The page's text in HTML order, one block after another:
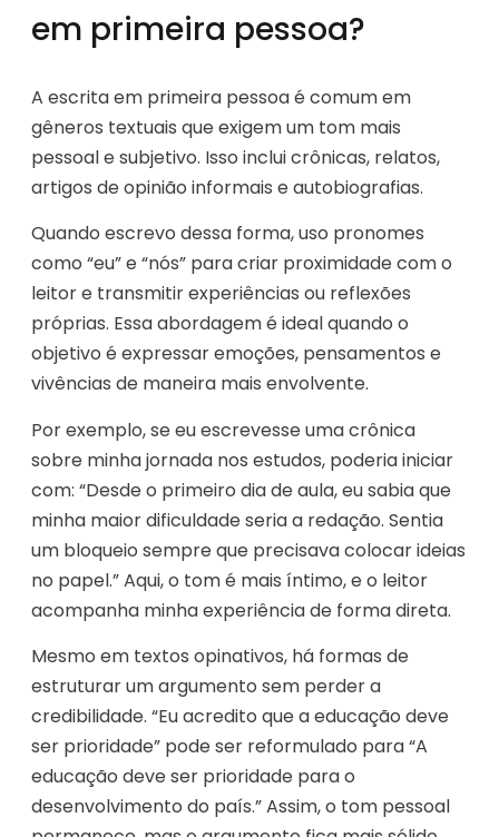
em primeira pessoa?
A escrita em primeira pessoa é comum em
gêneros textuais que exigem um tom mais
pessoal e subjetivo. Isso inclui crônicas, relatos,
artigos de opinião informais e autobiografias.
Quando escrevo dessa forma, uso pronomes
como “eu” e “nós” para criar proximidade com o
leitor e transmitir experiências ou reflexões
próprias. Essa abordagem é ideal quando o
objetivo é expressar emoções, pensamentos e
vivências de maneira mais envolvente.
Por exemplo, se eu escrevesse uma crônica
sobre minha jornada nos estudos, poderia iniciar
com: “Desde o primeiro dia de aula, eu sabia que
minha maior dificuldade seria a redação. Sentia
um bloqueio sempre que precisava colocar ideias
no papel.” Aqui, o tom é mais íntimo, e o leitor
acompanha minha experiência de forma direta.
Mesmo em textos opinativos, há formas de
estruturar um argumento sem perder a
credibilidade. “Eu acredito que a educação deve
ser prioridade” pode ser reformulado para “A
educação deve ser prioridade para o
desenvolvimento do país.” Assim, o tom pessoal